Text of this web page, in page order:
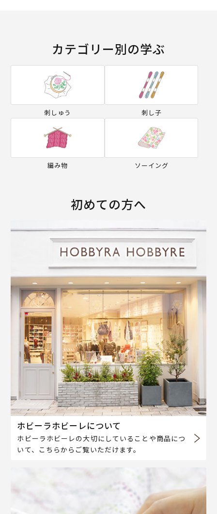
カテゴリー別の学ぶ
刺しゅう 刺し子
編み物 ソーイング
初めての方へ
ホビーラホビーレについて
ホビーラホビーレの大切にしていることや商品につ
いて、こちらからご覧いただけます。